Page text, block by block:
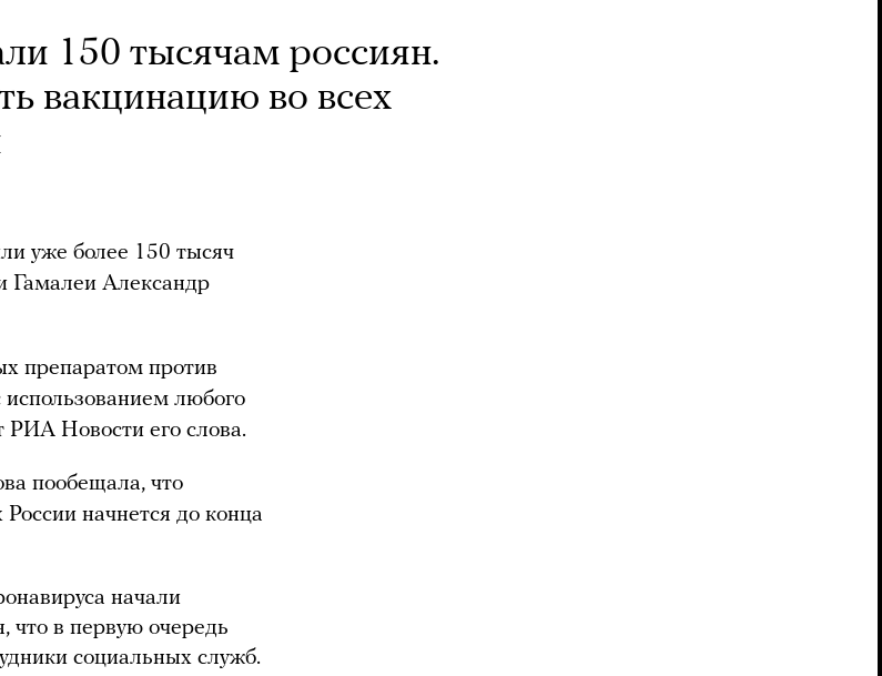
150 тысячам россиян.
вакцинацию во всех
уже более 150 тысяч
Гамалеи Александр
препаратом против
любого
РИА Новости его слова.
пообещала, что
начнется до конца
начали
что в первую очередь
социальных служб.